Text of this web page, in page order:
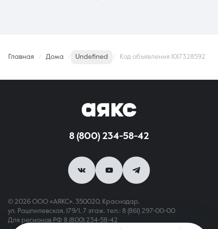
Главная Дома Undefined Код объявления 1017328592
8 (800) 234-58-42
© 2026 ООО «АЯКС», 350020, Краснодар,
ул. Рашпилевская, 179/1, 7 этаж, тел.: 8 (861) 297-00-00
Для регионов РФ 8 (800) 234-58-42